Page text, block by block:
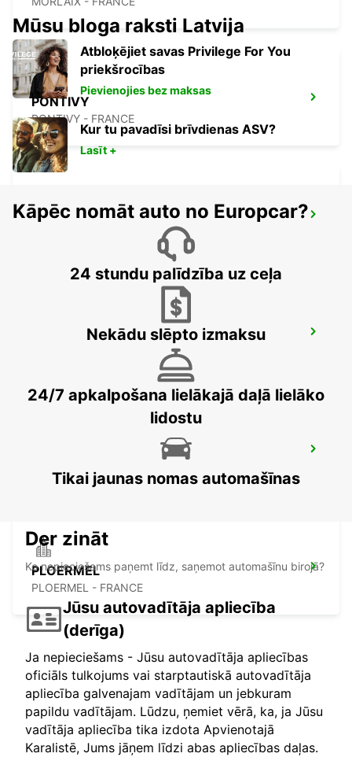
PONTIVY
PONTIVY - FRANCE
ROSCOFF
SAINT-MALO TGV RAILWAY STATION
CAUDAN - FRANCE
PLOERMEL
PLOERMEL - FRANCE
Mūsu bloga raksti Latvija
Atbloķējiet savas Privilege For You
priekšrocības
Pievienojies bez maksas
Kur tu pavadīsi brīvdienas ASV?
Lasīt +
Kāpēc nomāt auto no Europcar?
24 stundu palīdzība uz ceļa
Nekādu slēpto izmaksu
24/7 apkalpošana lielākajā daļā lielāko
lidostu
Tikai jaunas nomas automašīnas
Der zināt
Ko nepieciešams paņemt līdz, saņemot automašīnu birojā?
Jūsu autovadītāja apliecība
(derīga)
Ja nepieciešams - Jūsu autovadītāja apliecības
oficiāls tulkojums vai starptautiskā autovadītāja
apliecība galvenajam vadītājam un jebkuram
papildu vadītājam. Lūdzu, ņemiet vērā, ka, ja Jūsu
vadītāja apliecība tika izdota Apvienotajā
Karalistē, Jums jāņem līdzi abas apliecības daļas.